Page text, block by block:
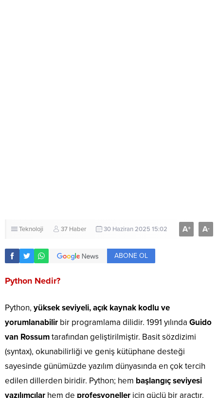
Teknoloji 37 Haber 30 Haziran 2025 15:02 A+ A-
ABONE OL
Python Nedir?
Python, yüksek seviyeli, açık kaynak kodlu ve
yorumlanabilir bir programlama dilidir. 1991 yılında Guido
van Rossumtarafından geliştirilmiştir. Basit sözdizimi
(syntax), okunabilirliği ve geniş kütüphane desteği
sayesinde günümüzde yazılım dünyasında en çok tercih
edilen dillerden biridir. Python; hem başlangıç seviyesi
yazılımcılar hem de profesyoneller için güçlü bir araçtır.